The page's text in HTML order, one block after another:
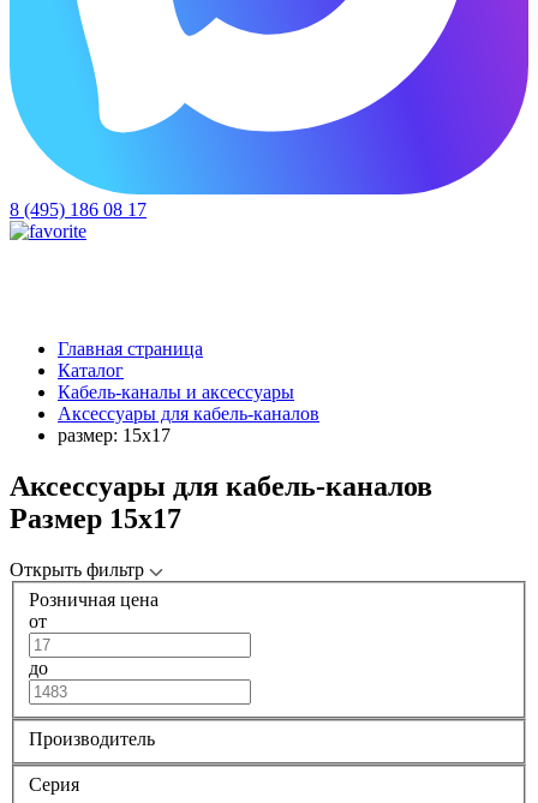
8 (495) 186 08 17
Главная страница
Каталог
Кабель-каналы и аксессуары
Аксессуары для кабель-каналов
размер: 15х17
Аксессуары для кабель-каналов
Размер 15х17
Открыть фильтр
Розничная цена
от
до
Производитель
Серия